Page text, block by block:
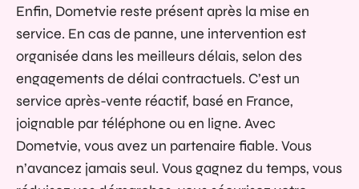
Enfin, Dometvie reste présent après la mise en
service. En cas de panne, une intervention est
organisée dans les meilleurs délais, selon des
engagements de délai contractuels. C’est un
service après-vente réactif, basé en France,
joignable par téléphone ou en ligne. Avec
Dometvie, vous avez un partenaire fiable. Vous
n’avancez jamais seul. Vous gagnez du temps, vous